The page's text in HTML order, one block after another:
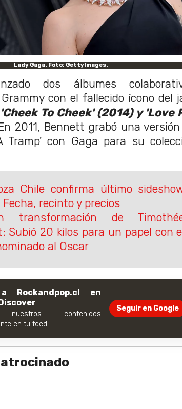
Lady Gaga. Foto: GettyImages.
dos álbumes
con el fallecido ícono del
'Cheek To Cheek' (2014) y 'Love
2011, Bennett grabó una
Tramp' con Gaga para su
Chile confirma último
recinto y precios
transformación de
Subió 20 kilos para un papel con
al Oscar
Rockandpop.cl en
nuestros contenidos
en tu feed.
Seguir en Google